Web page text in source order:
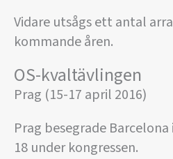
Vidare utsågs ett antal
kommande åren.
OS-kvaltävlingen
Prag (15-17 april 2016)
Prag besegrade
18 under kongressen.